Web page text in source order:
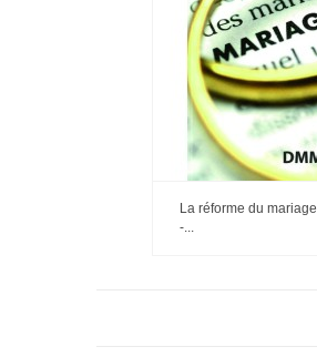
La réforme du mariage
-...